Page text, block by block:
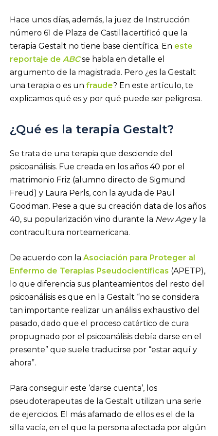
Hace unos días, además, la juez de Instrucción
número 61 de Plaza de Castilla certificó que la
terapia Gestalt no tiene base científica. En este
reportaje de ABC se habla en detalle el
argumento de la magistrada. Pero ¿es la Gestalt
una terapia o es un fraude? En este artículo, te
explicamos qué es y por qué puede ser peligrosa.
¿Qué es la terapia Gestalt?
Se trata de una terapia que desciende del
psicoanálisis. Fue creada en los años 40 por el
matrimonio Friz (alumno directo de Sigmund
Freud) y Laura Perls, con la ayuda de Paul
Goodman. Pese a que su creación data de los años
40, su popularización vino durante la New Agey la
contracultura norteamericana.
De acuerdo con la Asociación para Proteger al
Enfermo de Terapias Pseudocientíficas (APETP),
lo que diferencia sus planteamientos del resto del
psicoanálisis es que en la Gestalt “no se considera
tan importante realizar un análisis exhaustivo del
pasado, dado que el proceso catártico de cura
propugnado por el psicoanálisis debía darse en el
presente” que suele traducirse por “estar aquí y
ahora”.
Para conseguir este ‘darse cuenta’, los
pseudoterapeutas de la Gestalt utilizan una serie
de ejercicios. El más afamado de ellos es el de la
silla vacía, en el que la persona afectada por algún